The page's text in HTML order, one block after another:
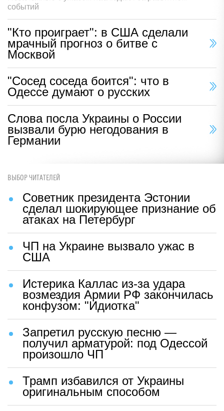
событий
"Кто проиграет": в США сделали
мрачный прогноз о битве с
Москвой
"Сосед соседа боится": что в
Одессе думают о русских
Слова посла Украины о России
вызвали бурю негодования в
Германии
ВЫБОР ЧИТАТЕЛЕЙ
Советник президента Эстонии
сделал шокирующее признание об
атаках на Петербург
ЧП на Украине вызвало ужас в
США
Истерика Каллас из-за удара
возмездия Армии РФ закончилась
конфузом: "Идиотка"
Запретил русскую песню —
получил арматурой: под Одессой
произошло ЧП
Трамп избавился от Украины
оригинальным способом